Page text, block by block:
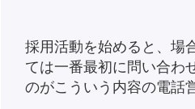
採用活動を始めると、場
ては一番最初に問い合わ
のがこういう内容の電話